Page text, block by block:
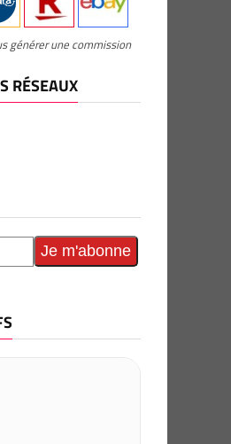
générer une commission
RÉSEAUX